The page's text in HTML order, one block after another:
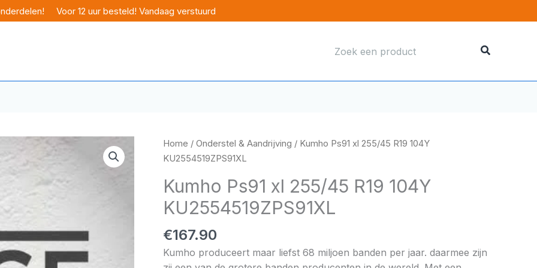
Voor 12 uur besteld! Vandaag verstuurd
naar:
Home / Onderstel & Aandrijving / Kumho Ps91 xl 255/45 R19 104Y
KU2554519ZPS91XL
Kumho Ps91 xl 255/45 R19 104Y
KU2554519ZPS91XL
€167.90
Kumho produceert maar liefst 68 miljoen banden per jaar. daarmee zijn